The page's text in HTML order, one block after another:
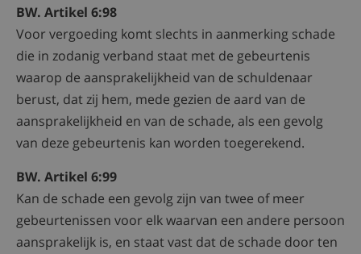
BW. Artikel 6:98
Voor vergoeding komt slechts in aanmerking schade
die in zodanig verband staat met de gebeurtenis
waarop de aansprakelijkheid van de schuldenaar
berust, dat zij hem, mede gezien de aard van de
aansprakelijkheid en van de schade, als een gevolg
van deze gebeurtenis kan worden toegerekend.
BW. Artikel 6:99
Kan de schade een gevolg zijn van twee of meer
gebeurtenissen voor elk waarvan een andere persoon
aansprakelijk is, en staat vast dat de schade door ten